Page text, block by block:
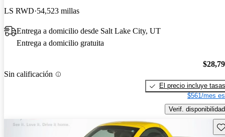
LS RWD 54,523 millas
Entrega a domicilio desde Salt Lake City, UT
Entrega a domicilio gratuita
Sin calificación
El precio incluye tasas
$561/mes
Verif. disponibilidad